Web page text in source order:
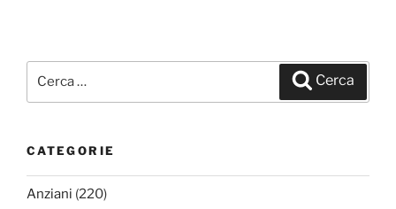
Cerca:
Cerca
CATEGORIE
Anziani (220)